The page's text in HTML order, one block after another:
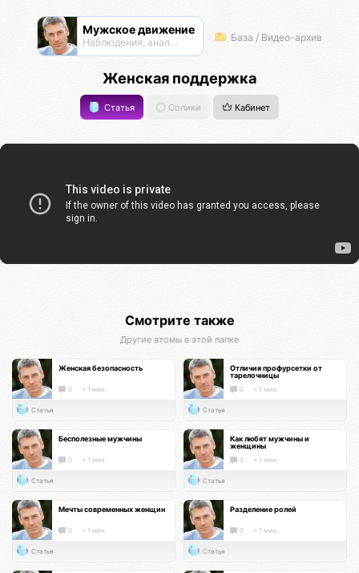
Мужское движение
Наблюдения, анализ, обсуждения База / Видео-архив
Женская поддержка
Статья Солики Кабинет
Смотрите также
Другие атомы в этой папке
Женская безопасность
0 < 1 мин.
Статья
Отличия профурсетки от
тарелочницы
0 < 1 мин.
Статья
Бесполезные мужчины
0 < 1 мин.
Статья
Как любят мужчины и
женщины
0 < 1 мин.
Статья
Мечты современных женщин
0 < 1 мин.
Статья
Разделение ролей
0 < 1 мин.
Статья